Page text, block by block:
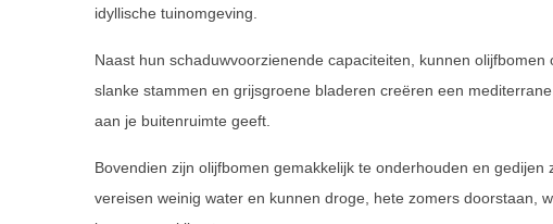
idyllische tuinomgeving.
Naast hun schaduwvoorzienende capaciteiten, kunnen
slanke stammen en grijsgroene bladeren creëren een
aan je buitenruimte geeft.
Bovendien zijn olijfbomen gemakkelijk te onderhouden en
vereisen weinig water en kunnen droge, hete zomers doorstaan,